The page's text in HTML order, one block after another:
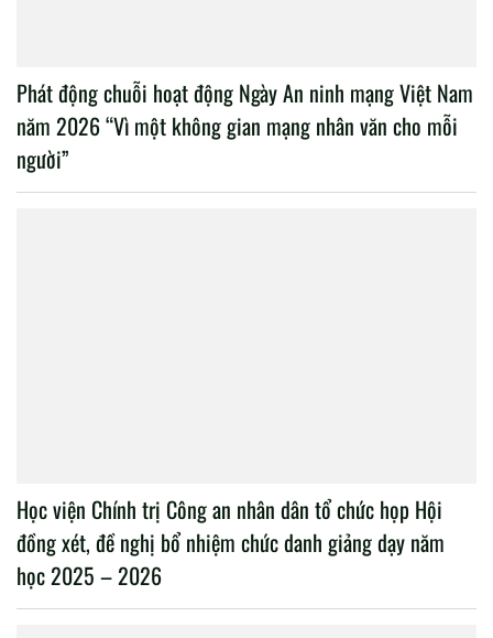
Phát động chuỗi hoạt động Ngày An ninh mạng Việt Nam
năm 2026 “Vì một không gian mạng nhân văn cho mỗi
người”
Học viện Chính trị Công an nhân dân tổ chức họp Hội
đồng xét, đề nghị bổ nhiệm chức danh giảng dạy năm
học 2025 – 2026